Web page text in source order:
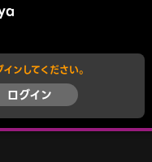
ンしてください。
ログイン